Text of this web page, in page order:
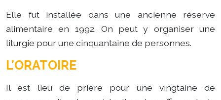
Elle fut installée dans une ancienne réserve
alimentaire en 1992. On peut y organiser une
liturgie pour une cinquantaine de personnes.
L’ORATOIRE
Il est lieu de prière pour une vingtaine de